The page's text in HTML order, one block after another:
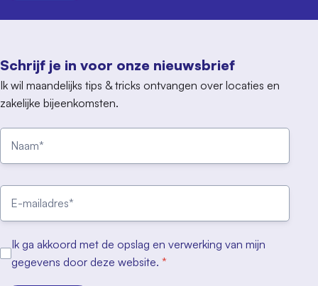
Schrijf je in voor onze nieuwsbrief
Ik wil maandelijks tips & tricks ontvangen over locaties en
zakelijke bijeenkomsten.
Ik ga akkoord met de opslag en verwerking van mijn
gegevens door deze website. *